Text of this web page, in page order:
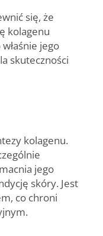
się, że
kolagenu
jego
skuteczności
kolagenu.
jego
skóry. Jest
co chroni